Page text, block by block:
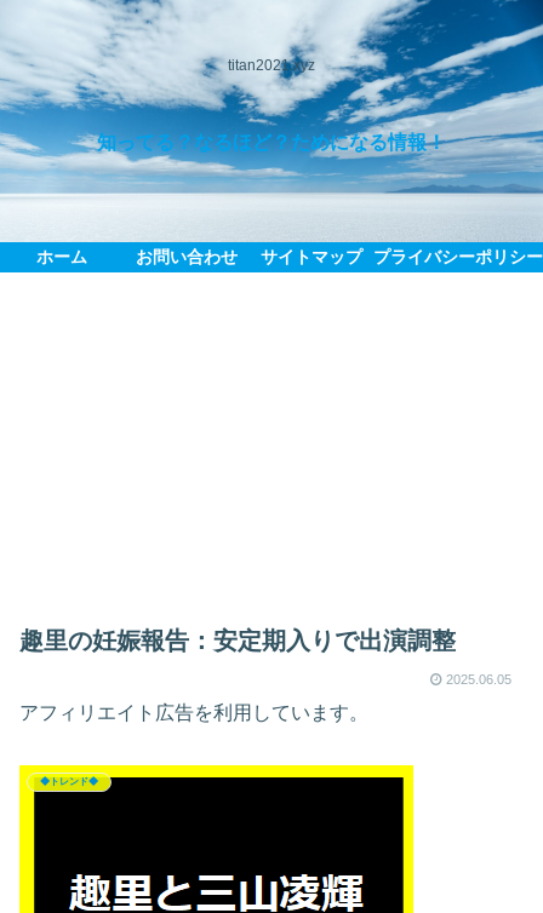
titan2021.xyz
知ってる？なるほど？ためになる情報！
ホーム お問い合わせ サイトマップ プライバシーポリシー
趣里の妊娠報告：安定期入りで出演調整
2025.06.05
アフィリエイト広告を利用しています。
◆トレンド◆